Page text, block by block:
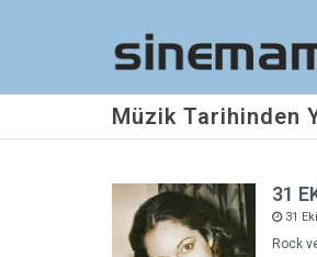
Müzik Tarihinden
31
31
Rock